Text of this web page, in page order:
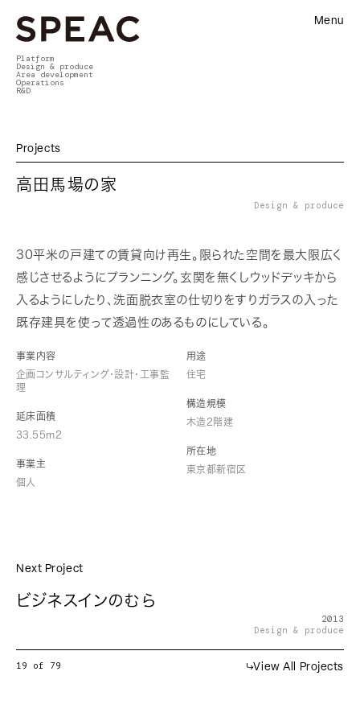
Platform
Design & produce
Area development
Operations
R&D
Menu
Projects
事業内容
企画コンサルティング・設計・工事監
理
用途
住宅
構造規模
木造2階建
延床面積
33.55m2
所在地
東京都新宿区
事業主
個人
高田馬場の家
Design & produce
30平米の戸建ての賃貸向け再生。限られた空間を最大限広く
感じさせるようにプランニング。玄関を無くしウッドデッキから
入るようにしたり、洗面脱衣室の仕切りをすりガラスの入った
既存建具を使って透過性のあるものにしている。
Next Project
ビジネスインのむら
2013
Design & produce
19 of 79 View All Projects